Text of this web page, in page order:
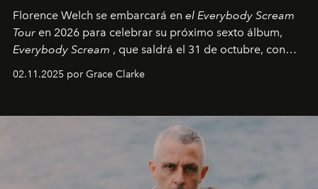
Florence Welch se embarcará en el Everybody Scream
Tour en 2026 para celebrar su próximo sexto álbum,
Everybody Scream , que saldrá el 31 de octubre, con
fechas en Norteamérica a partir de abril del próximo
02.11.2025 por Grace Clarke